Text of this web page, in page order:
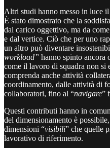
Altri studi hanno messo in luce
È stato dimostrato che la
dal carico oggettivo, ma da
e dal vertice. Ciò che per uno
un altro può diventare
workload” hanno spinto ancora
come il lavoro di squadra non si
comprenda anche attività
coordinamento, dalle attività di
collaboratori, fino al “navigare”
Questi contributi hanno in
del dimensionamento è
dimensioni “visibili” che quelle
lavorativo di riferimento.